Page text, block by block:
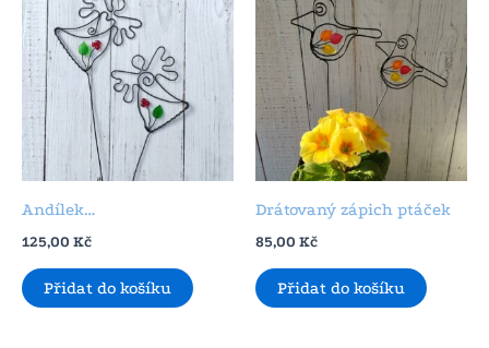
Andílek…
125,00 Kč
Přidat do košíku
Drátovaný zápich ptáček
85,00 Kč
Přidat do košíku